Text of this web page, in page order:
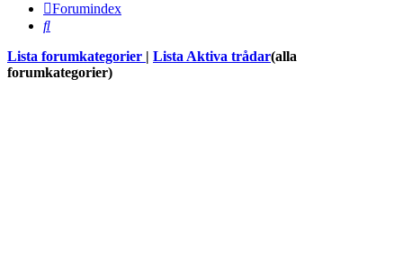
Forumindex
Sök
Lista forumkategorier Lista Aktiva trådar(alla
forumkategorier)